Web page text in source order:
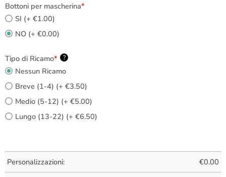
Bottoni per mascherina*
SI (+ €1.00)
NO (+ €0.00)
Tipo di Ricamo* ?
Nessun Ricamo
Breve (1-4) (+ €3.50)
Medio (5-12) (+ €5.00)
Lungo (13-22) (+ €6.50)
Personalizzazioni: €0.00